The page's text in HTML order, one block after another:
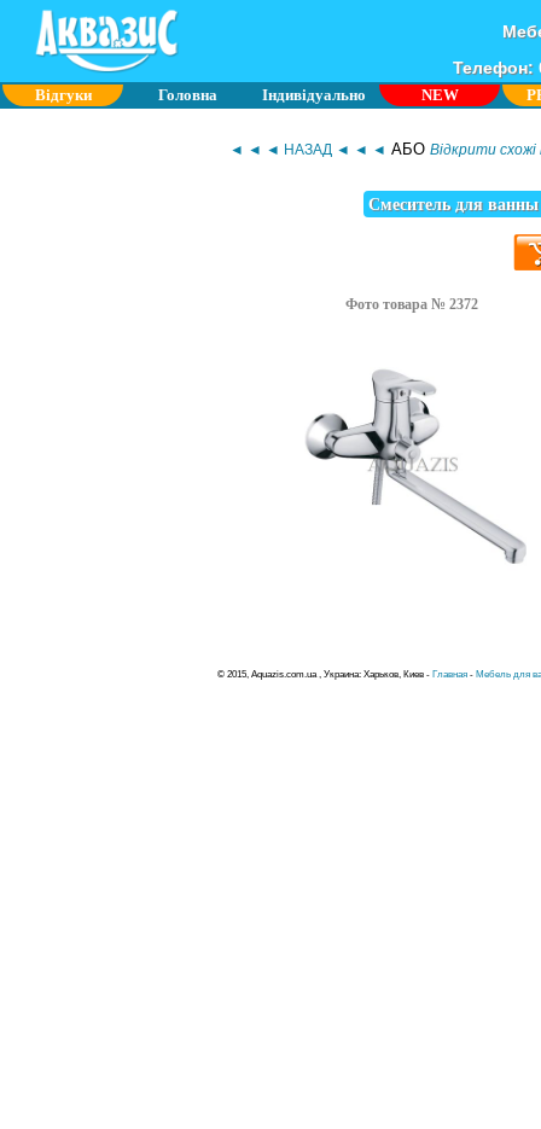
Телефон:
Відгуки Головна Індивідуально NEW
◄ ◄ ◄ НАЗАД ◄ ◄ ◄ АБОВідкрити схожі
Смеситель для
Фото товара № 2372
© 2015, Aquazis.com.ua , Украина: Харьков, Киев - Главная- Мебель для